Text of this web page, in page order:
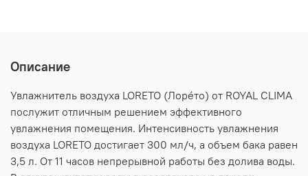
Описание
Увлажнитель воздуха LORETO (Лоре́то) от ROYAL CLIMA
послужит отличным решением эффективного
увлажнения помещения. Интенсивность увлажнения
воздуха LORETO достигает 300 мл/ч, а объем бака равен
3,5 л. От 11 часов непрерывной работы без долива воды.